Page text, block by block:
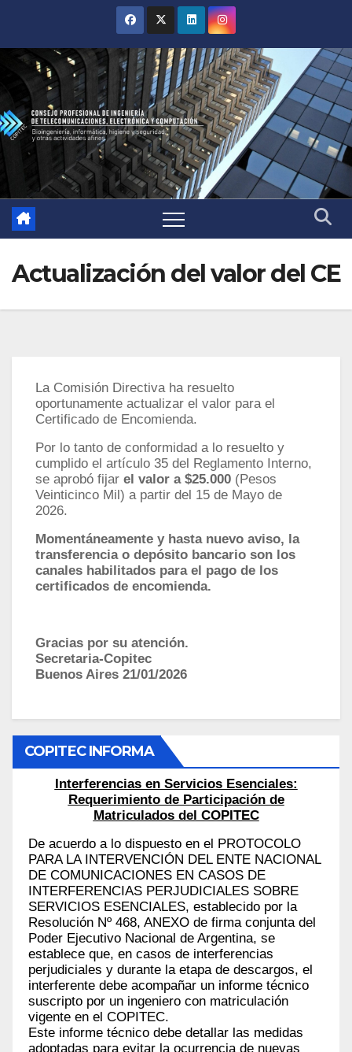
Actualización del valor del CE
La Comisión Directiva ha resuelto
oportunamente actualizar el valor para el
Certificado de Encomienda.
Por lo tanto de conformidad a lo resuelto y
cumplido el artículo 35 del Reglamento Interno,
se aprobó fijar el valor a $25.000 (Pesos
Veinticinco Mil) a partir del 15 de Mayo de
2026.
Momentáneamente y hasta nuevo aviso, la
transferencia o depósito bancario son los
canales habilitados para el pago de los
certificados de encomienda.
Gracias por su atención.
Secretaria-Copitec
Buenos Aires 21/01/2026
COPITEC INFORMA
Interferencias en Servicios Esenciales:
Requerimiento de Participación de
Matriculados del COPITEC
De acuerdo a lo dispuesto en el PROTOCOLO
PARA LA INTERVENCIÓN DEL ENTE NACIONAL
DE COMUNICACIONES EN CASOS DE
INTERFERENCIAS PERJUDICIALES SOBRE
SERVICIOS ESENCIALES, establecido por la
Resolución Nº 468, ANEXO de firma conjunta del
Poder Ejecutivo Nacional de Argentina, se
establece que, en casos de interferencias
perjudiciales y durante la etapa de descargos, el
interferente debe acompañar un informe técnico
suscripto por un ingeniero con matriculación
vigente en el COPITEC.
Este informe técnico debe detallar las medidas
adoptadas para evitar la ocurrencia de nuevas